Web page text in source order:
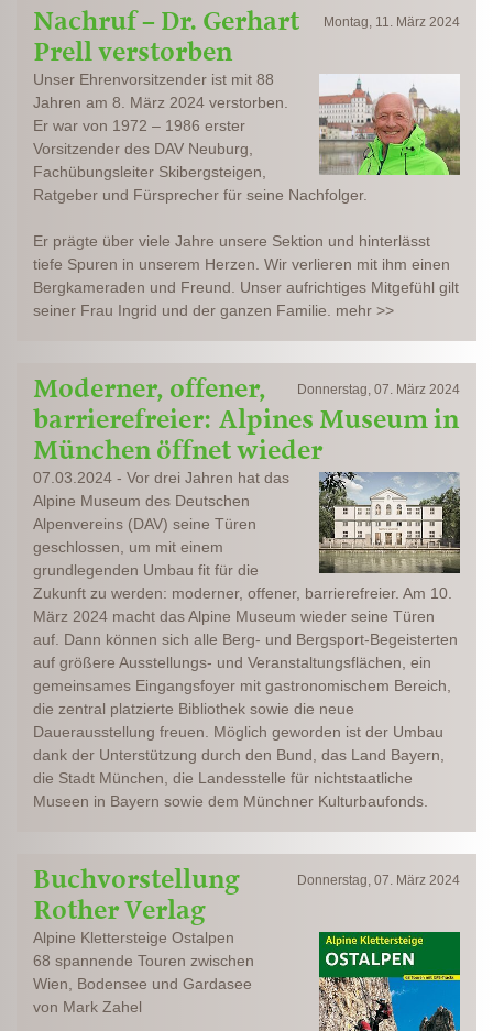
Montag, 11. März 2024
Nachruf – Dr. Gerhart
Prell verstorben
Unser Ehrenvorsitzender ist mit 88
Jahren am 8. März 2024 verstorben.
Er war von 1972 – 1986 erster
Vorsitzender des DAV Neuburg,
Fachübungsleiter Skibergsteigen,
Ratgeber und Fürsprecher für seine Nachfolger.
Er prägte über viele Jahre unsere Sektion und hinterlässt
tiefe Spuren in unserem Herzen. Wir verlieren mit ihm einen
Bergkameraden und Freund. Unser aufrichtiges Mitgefühl gilt
seiner Frau Ingrid und der ganzen Familie. mehr >>
Donnerstag, 07. März 2024
Moderner, offener,
barrierefreier: Alpines Museum in
München öffnet wieder
07.03.2024 - Vor drei Jahren hat das
Alpine Museum des Deutschen
Alpenvereins (DAV) seine Türen
geschlossen, um mit einem
grundlegenden Umbau fit für die
Zukunft zu werden: moderner, offener, barrierefreier. Am 10.
März 2024 macht das Alpine Museum wieder seine Türen
auf. Dann können sich alle Berg- und Bergsport-Begeisterten
auf größere Ausstellungs- und Veranstaltungsflächen, ein
gemeinsames Eingangsfoyer mit gastronomischem Bereich,
die zentral platzierte Bibliothek sowie die neue
Dauerausstellung freuen. Möglich geworden ist der Umbau
dank der Unterstützung durch den Bund, das Land Bayern,
die Stadt München, die Landesstelle für nichtstaatliche
Museen in Bayern sowie dem Münchner Kulturbaufonds.
Donnerstag, 07. März 2024
Buchvorstellung
Rother Verlag
Alpine Klettersteige Ostalpen
68 spannende Touren zwischen
Wien, Bodensee und Gardasee
von Mark Zahel